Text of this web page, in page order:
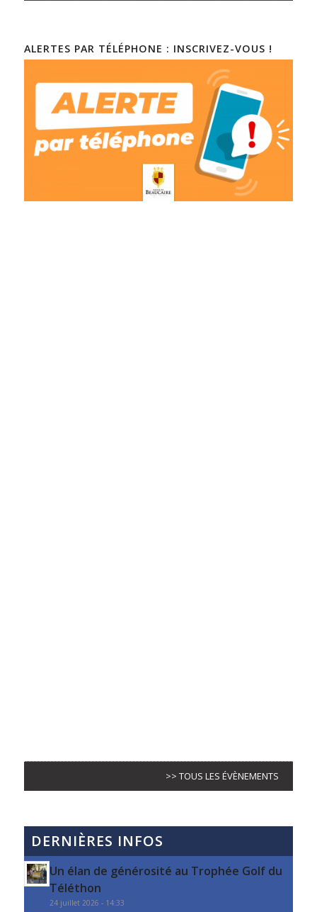
ALERTES PAR TÉLÉPHONE : INSCRIVEZ-VOUS !
>> TOUS LES ÉVÈNEMENTS
DERNIÈRES INFOS
Un élan de générosité au Trophée Golf du
Téléthon
24 juillet 2026 - 14:33